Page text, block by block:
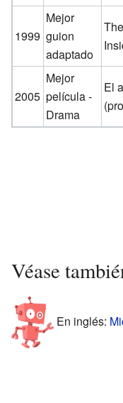
1999
Mejor
guion
adaptado
The
2005
Mejor
película -
Drama
El
Véase
En inglés: